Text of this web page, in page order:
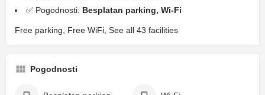
✅ Pogodnosti: Besplatan parking, Wi-Fi
Free parking, Free WiFi, See all 43 facilities
Pogodnosti